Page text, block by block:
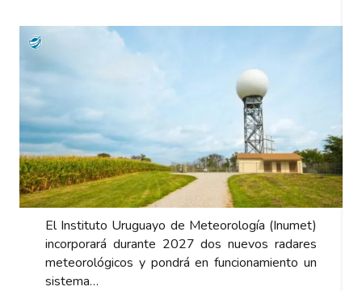
El Instituto Uruguayo de Meteorología (Inumet)
incorporará durante 2027 dos nuevos radares
meteorológicos y pondrá en funcionamiento un
sistema…